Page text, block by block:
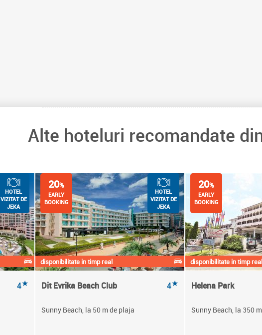
Alte hoteluri recomandate
4★
HOTEL
VIZITAT DE
JEKA
disponibilitate in timp real
Dit Evrika Beach Club 4★
Sunny Beach, la 50 m de plaja
20%
EARLY
BOOKING
HOTEL
VIZITAT DE
JEKA
disponibilitate in timp real
Helena Park
Sunny Beach, la 350
20%
EARLY
BOOKING